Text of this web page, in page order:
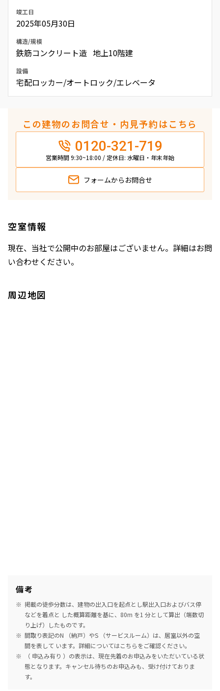
竣工日
2025年05月30日
構造/規模
鉄筋コンクリート造 地上10階建
設備
宅配ロッカー/オートロック/エレベータ
この建物のお問合せ・内見予約はこちら
0120-321-719
営業時間 9:30~18:00 / 定休日: 水曜日・年末年始
フォームから お問合せ
空室情報
現在、当社で公開中のお部屋はございません。詳細はお問
い合わせください。
周辺地図
備考
掲載の徒歩分数は、建物の出入口を起点とし駅出入口およびバス停
などを着点と した概算距離を基に、80m を1 分として算出（端数切
り上げ）したものです。
間取り表記のN （納戸）やS （サービスルーム）は、居室以外の空
間を表して います。詳細についてはこちらをご確認ください。
（ 申込み有り ）の表示は、現在先着のお申込みをいただいている状
態となります。キャンセル待ちのお申込みも、受け付けておりま
す。